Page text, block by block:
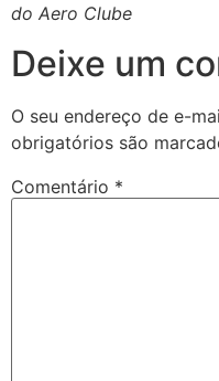
do Aero Clube
Deixe um
O seu endereço de e-
obrigatórios são
Comentário *